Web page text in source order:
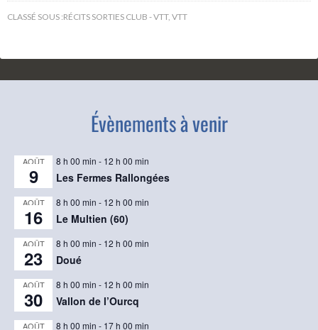
CLASSÉ SOUS :RÉCITS SORTIES CLUB - VTT, VTT
Évènements à venir
AOÛT
9
8 h 00 min - 12 h 00 min
Les Fermes Rallongées
AOÛT
16
8 h 00 min - 12 h 00 min
Le Multien (60)
AOÛT
23
8 h 00 min - 12 h 00 min
Doué
AOÛT
30
8 h 00 min - 12 h 00 min
Vallon de l’Ourcq
AOÛT 8 h 00 min - 17 h 00 min